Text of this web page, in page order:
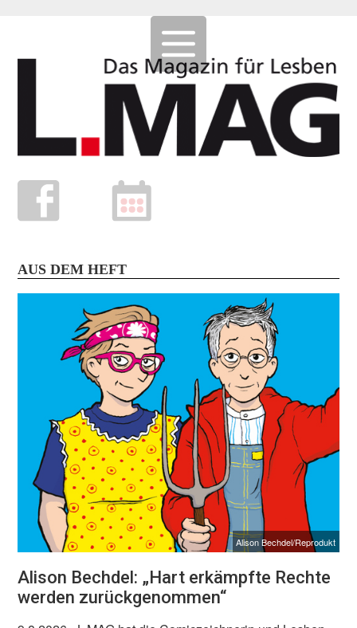
AUS DEM HEFT
Alison Bechdel/Reprodukt
Alison Bechdel: „Hart erkämpfte Rechte
werden zurückgenommen“